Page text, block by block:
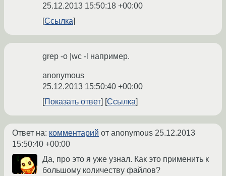
25.12.2013 15:50:18 +00:00
Ссылка
grep -o |wc -l например.
anonymous
25.12.2013 15:50:40 +00:00
Показать ответ
Ссылка
Ответ на: комментарий от anonymous 25.12.2013
15:50:40 +00:00
Да, про это я уже узнал. Как это применить к
большому количеству файлов?